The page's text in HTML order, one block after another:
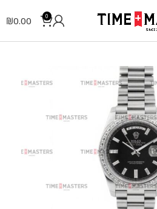
0
₪0.00